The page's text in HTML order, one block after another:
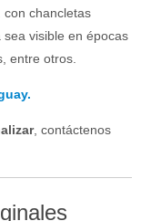
con chancletas
visible en épocas
entre otros.
, contáctenos